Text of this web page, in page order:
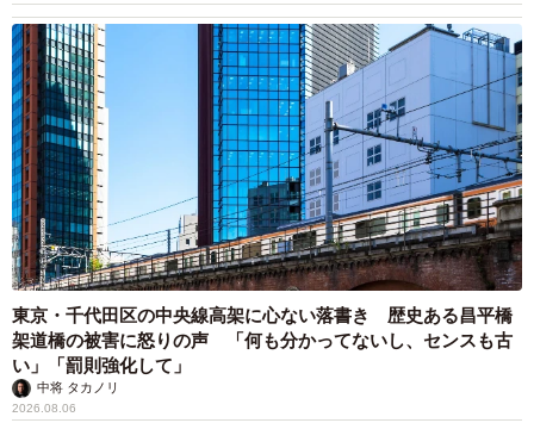
東京・千代田区の中央線高架に心ない落書き 歴史ある昌平橋
架道橋の被害に怒りの声 「何も分かってないし、センスも古
い」「罰則強化して」
中将 タカノリ
2026.08.06